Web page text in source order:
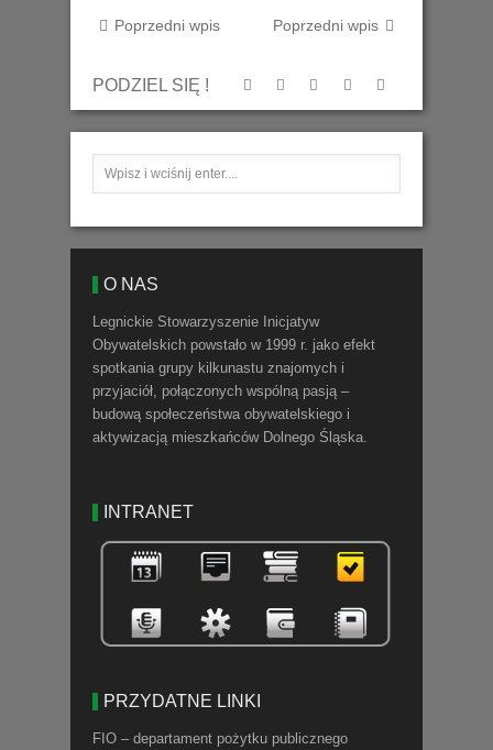
Poprzedni wpis Poprzedni wpis
PODZIEL SIĘ !
O NAS
Legnickie Stowarzyszenie Inicjatyw
Obywatelskich powstało w 1999 r. jako efekt
spotkania grupy kilkunastu znajomych i
przyjaciół, połączonych wspólną pasją –
budową społeczeństwa obywatelskiego i
aktywizacją mieszkańców Dolnego Śląska.
INTRANET
PRZYDATNE LINKI
FIO – departament pożytku publicznego